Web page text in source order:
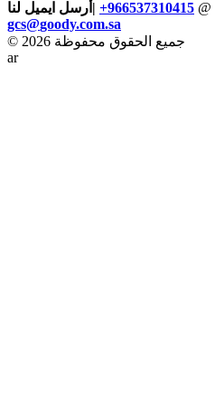
@
+966537310415 |أرسل ايميل لنا
gcs@goody.com.sa
© 2026 جميع الحقوق محفوظة
ar